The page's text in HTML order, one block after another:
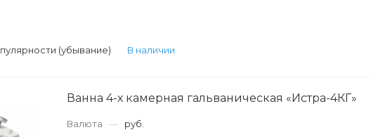
(убывание) В наличии
Ванна 4-х камерная гальваническая «Истра-4КГ»
Валюта — руб.